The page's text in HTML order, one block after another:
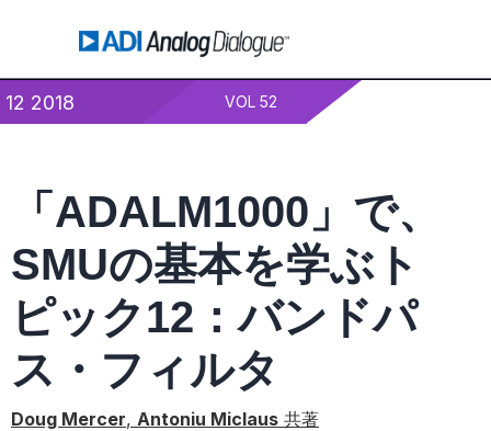
12 2018 VOL 52
「ADALM1000」で、
SMUの基本を学ぶト
ピック12：バンドパ
ス・フィルタ
Doug Mercer, Antoniu Miclaus 共著